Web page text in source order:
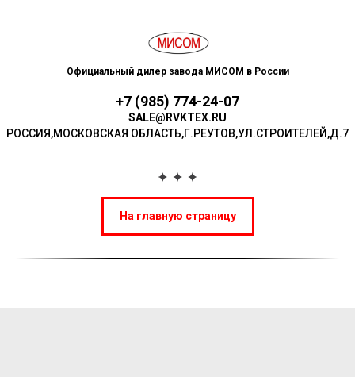
Официальный дилер завода МИСОМ в России
+7 (985) 774-24-07
SALE@RVKTEX.RU
РОССИЯ,МОСКОВСКАЯ ОБЛАСТЬ,Г.РЕУТОВ,УЛ.СТР ОИТЕЛЕЙ,Д.7
На главную страницу